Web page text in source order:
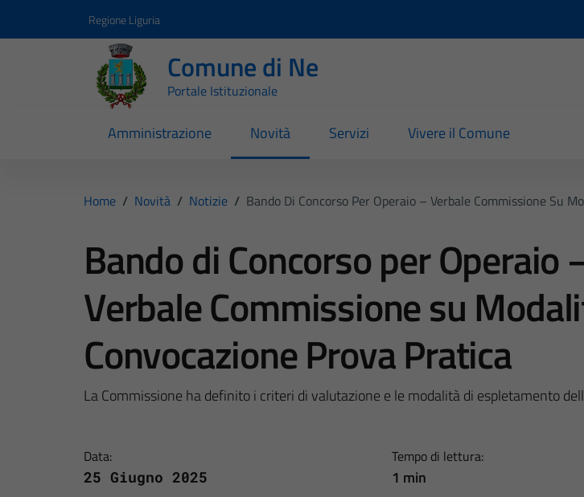
Regione Liguria
Comune di Ne
Portale Istituzionale
Amministrazione Novità Servizi Vivere il Comune
Home / Novità / Notizie / Bando Di Concorso Per Operaio – Verbale Commissione Su
Bando di Concorso per Operaio
Verbale Commissione su
Convocazione Prova Pratica
La Commissione ha definito i criteri di valutazione e le modalità di espletamento
Data:
25 Giugno 2025
Tempo di lettura:
1 min